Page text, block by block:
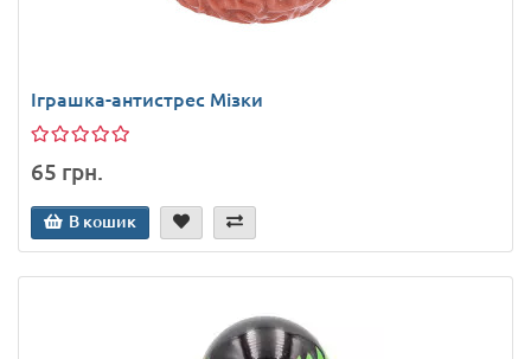
Іграшка-антистрес Мізки
65 грн.
В кошик